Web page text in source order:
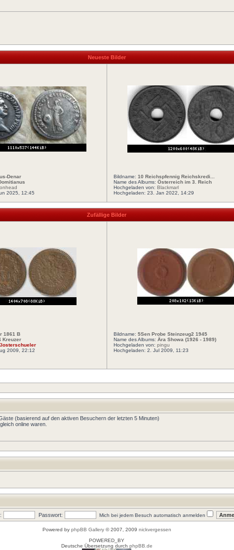
Neueste Bilder
Denar
2025, 12:45
Bildname: 10 Reichspfennig Reichskredi...
Name des Albums: Österreich im 3. Reich
Hochgeladen von: Blackmarl
Hochgeladen: 23. Jan 2022, 14:29
Zufällige Bilder
1861 B
Kreuzer
2009, 22:12
Bildname: 5Sen Probe Steinzeug2 1945
Name des Albums: Ära Showa (1926 - 1989)
Hochgeladen von: pingu
Hochgeladen: 2. Jul 2009, 11:23
(basierend auf den aktiven Besuchern der letzten 5 Minuten)
online waren.
Passwort: Mich bei jedem Besuch automatisch anmelden
Powered by phpBB Gallery© 2007, 2009 nickvergessen
POWERED_BY
Deutsche Übersetzung durch phpBB.de